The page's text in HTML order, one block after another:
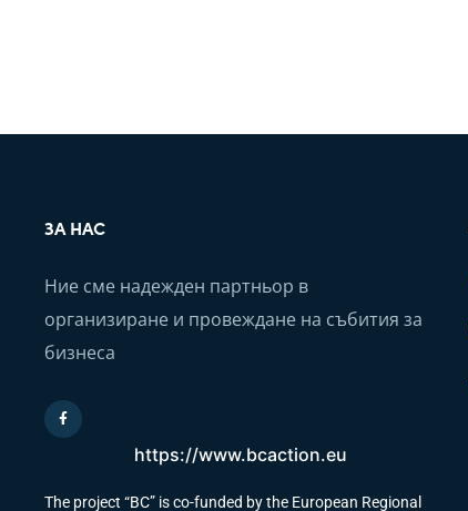
ЗА НАС
Ние сме надежден партньор в
организиране и провеждане на събития за
бизнеса
https://www.bcaction.eu
The project “BC” is co-funded by the European Regional